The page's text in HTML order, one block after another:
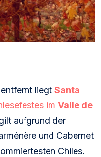
liegt Santa
im Valle de
aufgrund der
und Cabernet
Chiles.